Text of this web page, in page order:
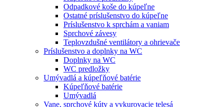
Odpadkové koše do kúpeľne
Ostatné príslušenstvo do kúpeľne
Príslušenstvo k sprchám a vaniam
Sprchové závesy
Teplovzdušné ventilátory a ohrievače
Príslušenstvo a doplnky na WC
Doplnky na WC
WC predložky
Umývadlá a kúpeľňové batérie
Kúpeľňové batérie
Umývadlá
Vane, sprchové kúty a vykurovacie telesá